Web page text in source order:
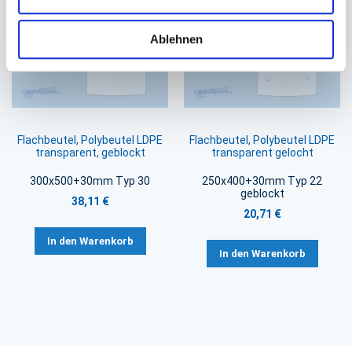
Ablehnen
Flachbeutel, Polybeutel LDPE
transparent, geblockt
300x500+30mm Typ 30
38,11 €
In den Warenkorb
Flachbeutel, Polybeutel LDPE
transparent gelocht
250x400+30mm Typ 22
geblockt
20,71 €
In den Warenkorb